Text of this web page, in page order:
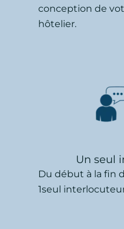
conception de
hôtelier.
Un seul
Du début à la fin
1seul